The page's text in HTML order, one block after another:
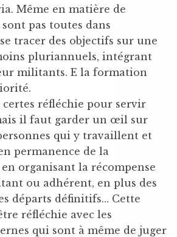
Même en matière de
pas toutes dans
tracer des objectifs sur une
pluriannuels, intégrant
militants. E la formation
certes réfléchie pour servir
il faut garder un œil sur
qui y travaillent et
permanence de la
organisant la récompense
ou adhérent, en plus des
départs définitifs… Cette
réfléchie avec les
qui sont à même de juger